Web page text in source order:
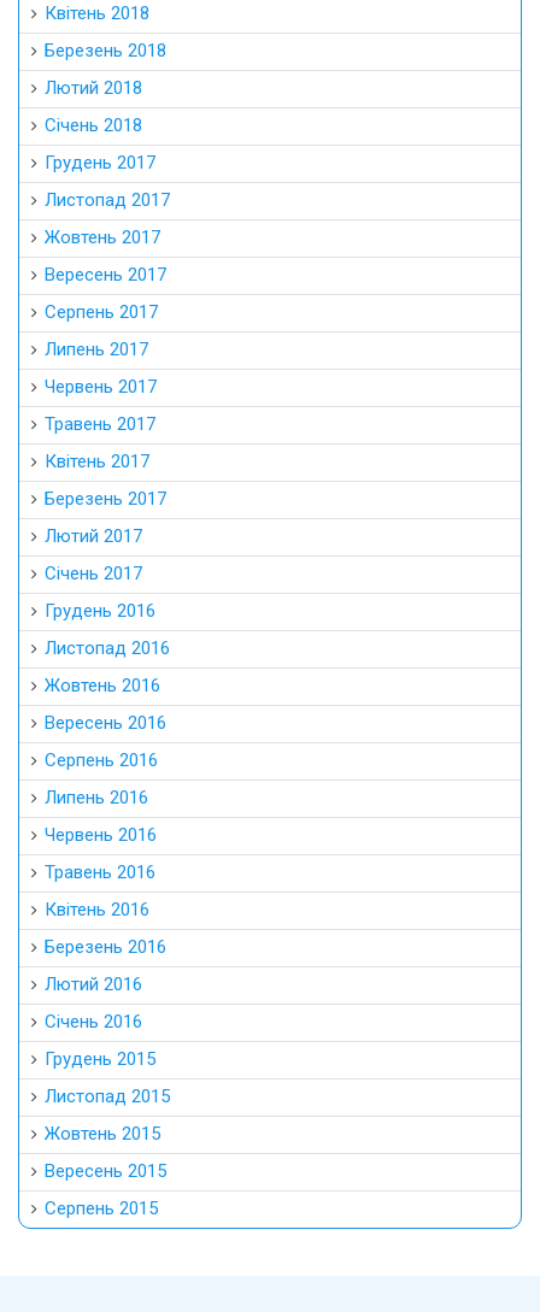
Квітень 2018
Березень 2018
Лютий 2018
Січень 2018
Грудень 2017
Листопад 2017
Жовтень 2017
Вересень 2017
Серпень 2017
Липень 2017
Червень 2017
Травень 2017
Квітень 2017
Березень 2017
Лютий 2017
Січень 2017
Грудень 2016
Листопад 2016
Жовтень 2016
Вересень 2016
Серпень 2016
Липень 2016
Червень 2016
Травень 2016
Квітень 2016
Березень 2016
Лютий 2016
Січень 2016
Грудень 2015
Листопад 2015
Жовтень 2015
Вересень 2015
Серпень 2015